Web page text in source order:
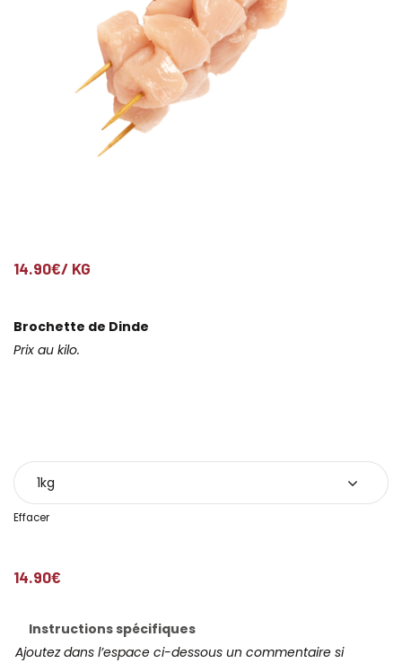
14.90€/ KG
Brochette de Dinde
Prix au kilo.
Effacer
14.90€
Instructions spécifiques
Ajoutez dans l’espace ci-dessous un commentaire si